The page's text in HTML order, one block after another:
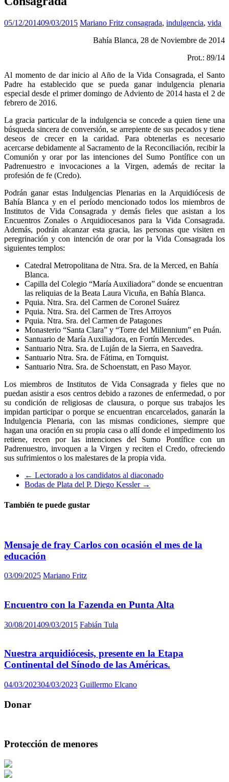
05/12/201409/03/2015 Mariano Fritz consagrada, indulgencia, vida
Bahía Blanca, 28 de Noviembre de 2014
Prot.: 89/14
Al momento de dar inicio al Año de la Vida Consagrada, el Santo
Padre ha establecido que se pueda ganar indulgencia plenaria
especial desde el primer domingo de Adviento de 2014 hasta el 2 de
febrero de 2016.
La gracia particular de la indulgencia se concede a quien tiene una
búsqueda sincera de conversión, se arrepiente de sus pecados y tiene
deseos de crecer en la caridad. Para obtenerlas es necesario
acercarse debidamente al Sacramento de la Reconciliación, recibir la
Comunión y orar por las intenciones del Sumo Pontífice con un
Padrenuestro e invocaciones a la Virgen, además de recitar la
profesión de fe (Credo).
Podrán ganar estas Indulgencias Plenarias en la Arquidiócesis de
Bahía Blanca y en el período mencionado todos los miembros de
Institutos de Vida Consagrada y demás fieles que asistan a los
Encuentros Zonales o Arquidiocesanos para la Vida Consagrada.
Además, podrán alcanzar esta gracia, las personas que visiten en
peregrinación y con intención de orar por la Vida Consagrada los
siguientes templos:
Catedral Metropolitana de Ntra. Sra. de la Merced, en Bahía
Blanca.
Capilla del Colegio “María Auxiliadora” donde se encuentran
las reliquias de la Beata Laura Vicuña, en Bahía Blanca.
Pquia. Ntra. Sra. del Carmen de Coronel Suárez
Pquia. Ntra. Sra. del Carmen de Tres Arroyos
Pquia. Ntra. Sra. del Carmen de Patagones
Monasterio “Santa Clara” y “Torre del Millennium” en Puán.
Santuario de María Auxiliadora, en Fortín Mercedes.
Santuario Ntra. Sra. de Luján de la Sierra, en Saavedra.
Santuario Ntra. Sra. de Fátima, en Tornquist.
Santuario Ntra. Sra. de Schoenstatt, en Paso Mayor.
Los miembros de Institutos de Vida Consagrada y fieles que no
puedan asistir a esos centros debido a razones de enfermedad, o por
su condición de religiosas de clausura, o porque sus trabajos les
impidan participar o porque se encuentran encarcelados, ganarán la
Indulgencia Plenaria, con las mismas condiciones, siempre que
hagan una oración en su propia casa o allí donde el impedimento los
retiene, recen por las intenciones del Sumo Pontífice con un
Padrenuestro, invoquen a la Virgen y reciten el Credo, ofreciendo
sus sufrimientos o los malestares de la propia vida.
← Lectorado a los candidatos al diaconado
Bodas de Plata del P. Diego Kessler →
También te puede gustar
Mensaje de fray Carlos con ocasión el mes de la
educación
03/09/2025 Mariano Fritz
Encuentro con la Fazenda en Punta Alta
30/08/201409/03/2015 Fabián Tula
Nuestra arquidiócesis, presente en la Etapa
Continental del Sínodo de las Américas.
04/03/202304/03/2023 Guillermo Elcano
Donar
Protección de menores